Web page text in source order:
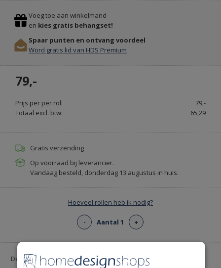
&
GRASTAPIJT
BESTEL
ONLINE
-
ALTIJDGROENER.NL
Voeg toe aan winkelmand
en kies gratis behangset!
Spaar punten en ontvang voordeel
Word gratis lid van HDS Premium
79,-
Prijs per per rol:
79,-
Totaal excl. btw:
65,29
Gratis verzending
Op voorraad bij leverancier.
Vandaag besteld, donderdag 13 augustus in huis.
Hoeveel rollen heb ik nodig?
- Aantal 1 +
Deal: Voeg gratis lijm toe!